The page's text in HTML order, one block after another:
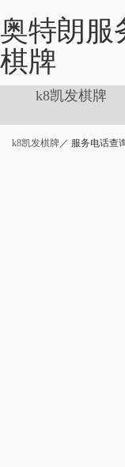
奥特朗服
棋牌
k8凯发棋牌
k8凯发棋牌／ 服务电话查